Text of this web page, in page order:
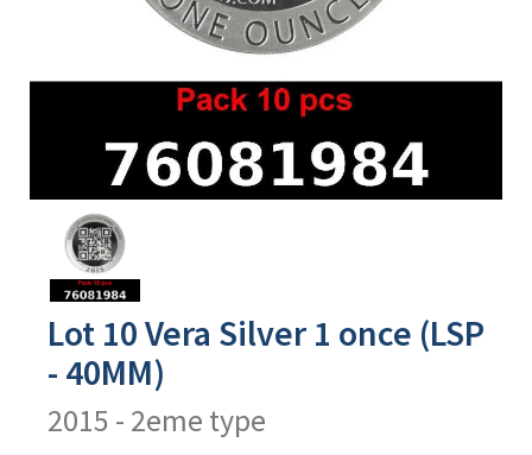
produit
Lot 10 Vera Silver 1 once (LSP
- 40MM)
2015 - 2eme type